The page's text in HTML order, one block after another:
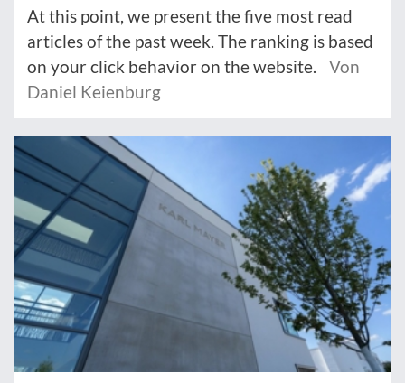
At this point, we present the five most read
articles of the past week. The ranking is based
on your click behavior on the website.
Von
Daniel Keienburg